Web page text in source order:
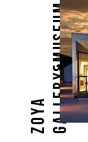
Z
O
Y
A
G
a
l
l
e
r
y
&
M
u
s
e
u m